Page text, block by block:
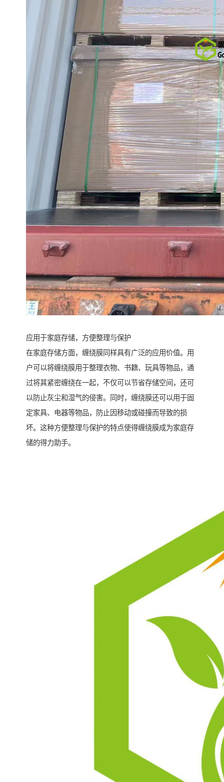
应用于家庭存储，方便整理与保护
在家庭存储方面，缠绕膜同样具有广泛的应用价值。用
户可以将缠绕膜用于整理衣物、书籍、玩具等物品，通
过将其紧密缠绕在一起，不仅可以节省存储空间，还可
以防止灰尘和湿气的侵害。同时，缠绕膜还可以用于固
定家具、电器等物品，防止因移动或碰撞而导致的损
坏。这种方便整理与保护的特点使得缠绕膜成为家庭存
储的得力助手。